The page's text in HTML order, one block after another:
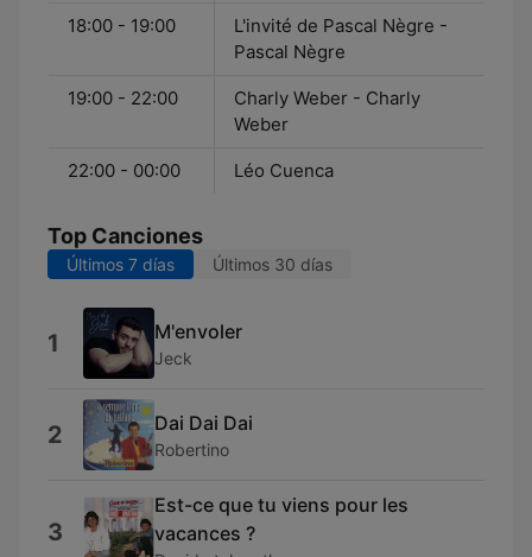
18:00 - 19:00
L'invité de Pascal Nègre -
Pascal Nègre
19:00 - 22:00
Charly Weber - Charly
Weber
22:00 - 00:00 Léo Cuenca
Top Canciones
Últimos 7 días Últimos 30 días
1 M'envoler
Jeck
2 Dai Dai Dai
Robertino
3
Est-ce que tu viens pour les
vacances ?